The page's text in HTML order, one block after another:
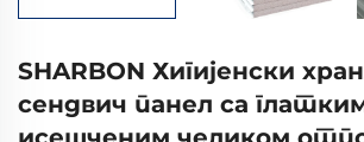
SHARBON Хигијенски
сендвич панел са